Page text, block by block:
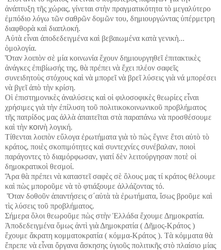
ἀνάπτυξη τῆς χώρας, γίνεται στὴν πραγματικότητα τὸ μεγαλύτερο
ἐμπόδιο λόγω τῶν σαθρῶν δομῶν του, δημιουργώντας ὑπέρμετρη
διαφθορὰ καὶ διαπλοκή.
Αὐτὰ εἶναι ἀποδεδειγμένα καὶ βεβαιωμένα κατὰ γενικὴ...
ὁμολογία.
Ὅταν λοιπὸν σὲ μία κοινωνία ἔχουν δημιουργηθεῖ ἐπιτακτικὲς
ἀνάγκες ἐπιβίωσής της, θὰ πρέπει νὰ ἔχει πλέον σαφεῖς
συνειδητοὺς στόχους καὶ νὰ μπορεῖνὰ βρεῖλύσεις γιὰ νά μπορέσει
νὰ βγεῖ ἀπὸ τὴν κρίση.
Οἱ ἐπιστημονικὲς ἀναλύσεις καὶ οἱ φιλοσοφικὲς θεωρίες εἶναι
χρήσιμες γιὰ τὴν ἐπίλυση τοῦ πολιτικοκοινωνικοῦ προβλήματος
τῆς πατρίδος μας ἀλλὰ ἀπαιτεῖται στὰ παραπάνω νὰ προσθέσουμε
καὶ τὴν κοινὴ λογική.
Τίθενται λοιπὸν εὔλογα ἐρωτήματα γιὰ τὸ πὼς ἔγινε ἔτσι αὐτὸ τὸ
κράτος, ποιὲς σκοπιμότητες καὶ συντεχνίες συνέβαλαν, ποιοὶ
παράγοντες τὸ διαμόρφωσαν, γιατί δὲν λειτούργησαν ποτὲ οἱ
δημοκρατικοὶ θεσμοί.
Ἄρα θὰ πρέπει νὰ καταστεῖσαφὲς σὲ ὅλους μας τί κράτος θέλουμε
καὶ πὼς μποροῦμε νὰ τὸ φτιάξουμε ἀλλάζοντας τό.
Ὅταν δοθοῦν ἀπαντήσεις σ΄αὐτὰ τὰ ἐρωτήματα, ἴσως βροῦμε καὶ
τὶς λύσεις τοῦ προβλήματος.
Σήμερα ὅλοι θεωροῦμε πὼς στὴν Ἑλλάδα ἔχουμε Δημοκρατία.
Ἀποδεδειγμένα ὅμως ἀντὶ γιὰ Δημοκρατία ( Δῆμος-Κράτος )
ἔχουμε ἄκρατη κομματοκρατία ( κόμμα-Κράτος ). Τὰ κόμματα θὰ
ἔπρεπε νὰ εἶναι ὄργανα ἄσκησης ὑγιοῦς πολιτικῆς στὸ πλαίσιο μίας